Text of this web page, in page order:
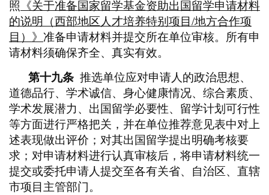
照 《关于准备国家留学基金资助出国留学申请材料
的说明（西部地区人才培养特别项目 /地方合作项
目）》 准备申请材料并提交所在单位审核。所有申
请材料须确保齐全、真实有效。
第十九条 推选单位应对申请人的政治思想、
道德品行、学术诚信、身心健康情况、综合素质、
学术发展潜力、出国留学必要性、留学计划可行性
等方面进行严格把关，并在单位推荐意见表中对上
述表现做出评价；对其出国留学提出明确考核要
求；对申请材料进行认真审核后，将申请材料统一
提交或委托申请人提交至各有关省、自治区、直辖
市项目主管部门。